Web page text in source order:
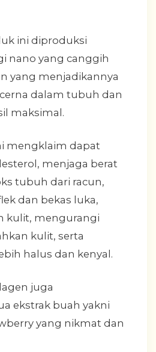
ini diproduksi
nano yang canggih
yang menjadikannya
dalam tubuh dan
maksimal.
mengklaim dapat
menjaga berat
tubuh dari racun,
dan bekas luka,
kulit, mengurangi
kulit, serta
halus dan kenyal.
juga
ekstrak buah yakni
yang nikmat dan